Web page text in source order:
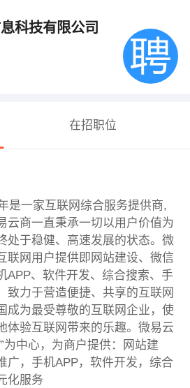
科技有限公司
在招职位
是一家互联网综合服务提供商,
云商一直秉承一切以用户价值为
处于稳健、高速发展的状态。微
联网用户提供即网站建设、微信
APP、软件开发、综合搜索、手
致力于营造便捷、共享的互联网
成为最受尊敬的互联网企业，使
体验互联网带来的乐趣。微易云
为中心，为商户提供：网站建
广，手机APP，软件开发，综合
化服务